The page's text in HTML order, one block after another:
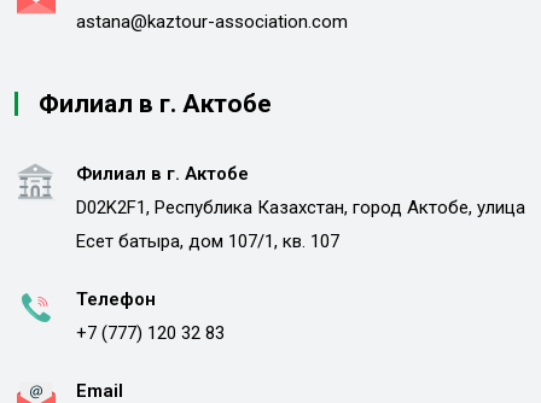
astana@kaztour-association.com
Филиал в г. Актобе
Филиал в г. Актобе
D02K2F1, Республика Казахстан, город Актобе, улица
Есет батыра, дом 107/1, кв. 107
Телефон
+7 (777) 120 32 83
Email